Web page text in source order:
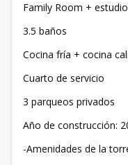
Family Room + estudio
3.5 baños
Cocina fría + cocina
Cuarto de servicio
3 parqueos privados
Año de construcción:
-Amenidades de la